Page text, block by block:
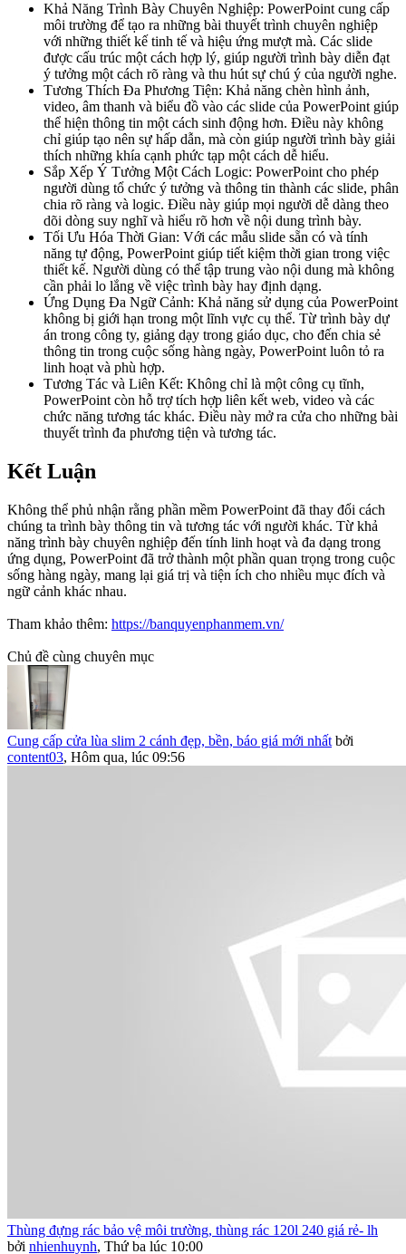
Khả Năng Trình Bày Chuyên Nghiệp: PowerPoint cung cấp
môi trường để tạo ra những bài thuyết trình chuyên nghiệp
với những thiết kế tinh tế và hiệu ứng mượt mà. Các slide
được cấu trúc một cách hợp lý, giúp người trình bày diễn đạt
ý tưởng một cách rõ ràng và thu hút sự chú ý của người nghe.
Tương Thích Đa Phương Tiện: Khả năng chèn hình ảnh,
video, âm thanh và biểu đồ vào các slide của PowerPoint giúp
thể hiện thông tin một cách sinh động hơn. Điều này không
chỉ giúp tạo nên sự hấp dẫn, mà còn giúp người trình bày giải
thích những khía cạnh phức tạp một cách dễ hiểu.
Sắp Xếp Ý Tưởng Một Cách Logic: PowerPoint cho phép
người dùng tổ chức ý tưởng và thông tin thành các slide, phân
chia rõ ràng và logic. Điều này giúp mọi người dễ dàng theo
dõi dòng suy nghĩ và hiểu rõ hơn về nội dung trình bày.
Tối Ưu Hóa Thời Gian: Với các mẫu slide sẵn có và tính
năng tự động, PowerPoint giúp tiết kiệm thời gian trong việc
thiết kế. Người dùng có thể tập trung vào nội dung mà không
cần phải lo lắng về việc trình bày hay định dạng.
Ứng Dụng Đa Ngữ Cảnh: Khả năng sử dụng của PowerPoint
không bị giới hạn trong một lĩnh vực cụ thể. Từ trình bày dự
án trong công ty, giảng dạy trong giáo dục, cho đến chia sẻ
thông tin trong cuộc sống hàng ngày, PowerPoint luôn tỏ ra
linh hoạt và phù hợp.
Tương Tác và Liên Kết: Không chỉ là một công cụ tĩnh,
PowerPoint còn hỗ trợ tích hợp liên kết web, video và các
chức năng tương tác khác. Điều này mở ra cửa cho những bài
thuyết trình đa phương tiện và tương tác.
Kết Luận​
Không thể phủ nhận rằng phần mềm PowerPoint đã thay đổi cách
chúng ta trình bày thông tin và tương tác với người khác. Từ khả
năng trình bày chuyên nghiệp đến tính linh hoạt và đa dạng trong
ứng dụng, PowerPoint đã trở thành một phần quan trọng trong cuộc
sống hàng ngày, mang lại giá trị và tiện ích cho nhiều mục đích và
ngữ cảnh khác nhau.
Tham khảo thêm: https://banquyenphanmem.vn/
Chủ đề cùng chuyên mục
Cung cấp cửa lùa slim 2 cánh đẹp, bền, báo giá mới nhất bởi
content03, Hôm qua, lúc 09:56
Thùng đựng rác bảo vệ môi trường, thùng rác 120l 240 giá rẻ- lh
bởi nhienhuynh, Thứ ba lúc 10:00